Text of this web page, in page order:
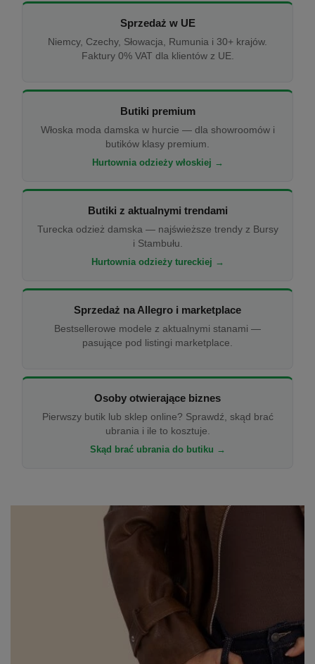
Sprzedaż w UE
Niemcy, Czechy, Słowacja, Rumunia i 30+ krajów.
Faktury 0% VAT dla klientów z UE.
Butiki premium
Włoska moda damska w hurcie — dla showroomów i
butików klasy premium.
Hurtownia odzieży włoskiej →
Butiki z aktualnymi trendami
Turecka odzież damska — najświeższe trendy z Bursy
i Stambułu.
Hurtownia odzieży tureckiej →
Sprzedaż na Allegro i marketplace
Bestsellerowe modele z aktualnymi stanami —
pasujące pod listingi marketplace.
Osoby otwierające biznes
Pierwszy butik lub sklep online? Sprawdź, skąd brać
ubrania i ile to kosztuje.
Skąd brać ubrania do butiku →